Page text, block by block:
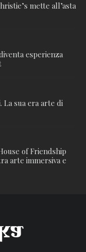
mette all’asta
esperienza
La sua era arte di
of Friendship
arte immersiva e